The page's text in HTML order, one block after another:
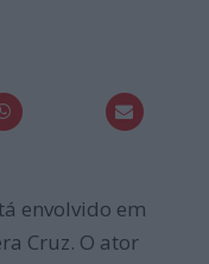
envolvido em
Cruz. O ator